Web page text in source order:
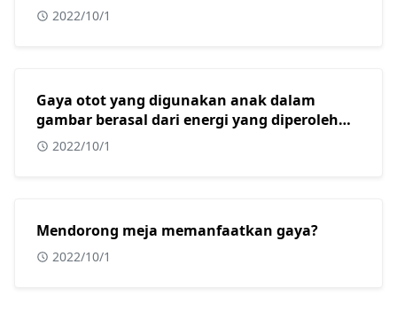
2022/10/1
Gaya otot yang digunakan anak dalam
gambar berasal dari energi yang diperoleh
dari?
2022/10/1
Mendorong meja memanfaatkan gaya?
2022/10/1